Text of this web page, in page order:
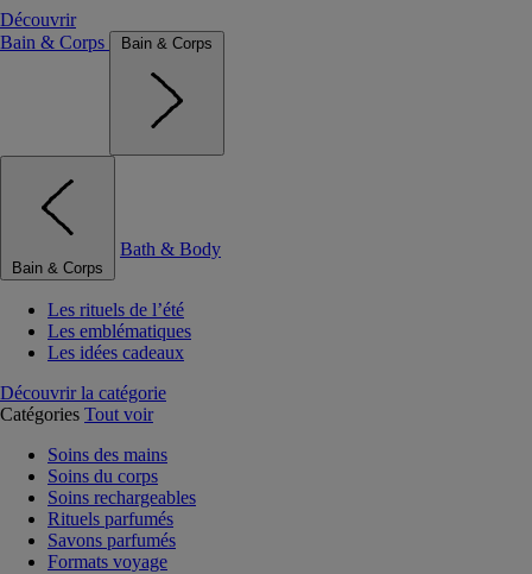
Découvrir
Bain & Corps
Bain & Corps
Bain & Corps
Bath & Body
Les rituels de l’été
Les emblématiques
Les idées cadeaux
Découvrir la catégorie
Catégories Tout voir
Soins des mains
Soins du corps
Soins rechargeables
Rituels parfumés
Savons parfumés
Formats voyage